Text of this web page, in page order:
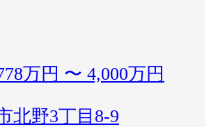
万円 〜 4,000万円
北野3丁目8-9